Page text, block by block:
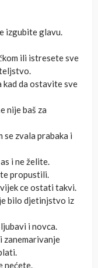
izgubite glavu.
ili istresete sve
kad da ostavite sve
nije baš za
se zvala prabaka i
i ne želite.
propustili.
ce ostati takvi.
bilo djetinjstvo iz
i novca.
zanemarivanje
nećete.